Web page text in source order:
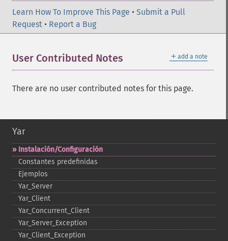
Learn How To Improve This Page • Submit a Pull
Request • Report a Bug
＋ add a note
User Contributed Notes
There are no user contributed notes for this page.
Yar
Instalación/Configuración
Constantes predefinidas
Ejemplos
Yar_​Server
Yar_​Client
Yar_​Concurrent_​Client
Yar_​Server_​Exception
Yar_​Client_​Exception